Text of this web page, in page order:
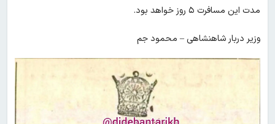
مدت این مسافرت ۵ روز خواهد بود.
وزیر دربار شاهنشاهی – محمود جم